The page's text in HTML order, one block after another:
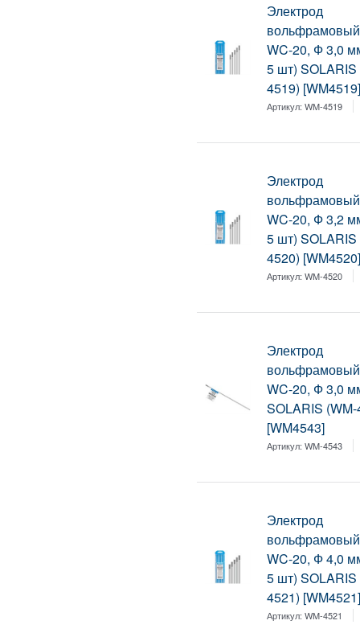
Электрод
WC-20, Ф 3,0
5 шт) SOLARIS
4519)
Артикул:WM-4519
Электрод
WC-20, Ф 3,2
5 шт) SOLARIS
4520)
Артикул:WM-4520
Электрод
WC-20, Ф 3,0
SOLARIS
[WM4543]
Артикул:WM-4543
Электрод
WC-20, Ф 4,0
5 шт) SOLARIS
4521)
Артикул:WM-4521